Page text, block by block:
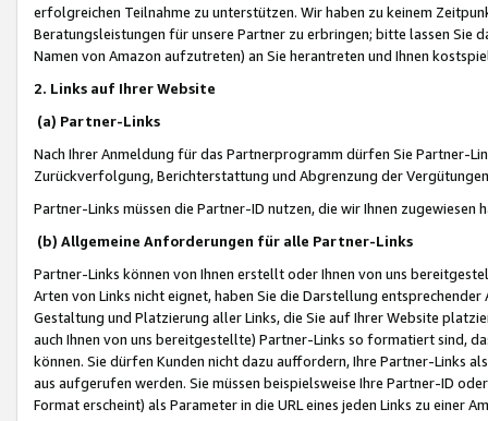
erfolgreichen Teilnahme zu unterstützen. Wir haben zu keinem
Beratungsleistungen für unsere Partner zu erbringen; bitte lassen Sie
Namen von Amazon aufzutreten) an Sie herantreten und Ihnen
2. Links auf Ihrer Website
(a) Partner-Links
Nach Ihrer Anmeldung für das Partnerprogramm dürfen Sie Partner-
Zurückverfolgung, Berichterstattung und Abgrenzung der
Partner-Links müssen die Partner-ID nutzen, die wir Ihnen zugewiesen
(b) Allgemeine Anforderungen für alle Partner-Links
Partner-Links können von Ihnen erstellt oder Ihnen von uns
Arten von Links nicht eignet, haben Sie die Darstellung
Gestaltung und Platzierung aller Links, die Sie auf Ihrer Website
auch Ihnen von uns bereitgestellte) Partner-Links so formatiert sind,
können. Sie dürfen Kunden nicht dazu auffordern, Ihre Partner-Links
aus aufgerufen werden. Sie müssen beispielsweise Ihre Partner-ID
Format erscheint) als Parameter in die URL eines jeden Links zu einer